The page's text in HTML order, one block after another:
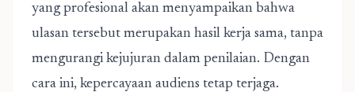
yang profesional akan menyampaikan bahwa
ulasan tersebut merupakan hasil kerja sama, tanpa
mengurangi kejujuran dalam penilaian. Dengan
cara ini, kepercayaan audiens tetap terjaga.